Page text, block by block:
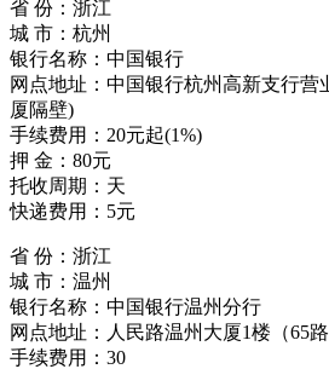
省 份：浙江
城 市：杭州
银行名称：中国银行
网点地址：中国银行杭州高新支行营
厦隔壁)
手续费用：20元起(1%)
押 金：80元
托收周期：天
快递费用：5元
省 份：浙江
城 市：温州
银行名称：中国银行温州分行
网点地址：人民路温州大厦1楼（65路
手续费用：30